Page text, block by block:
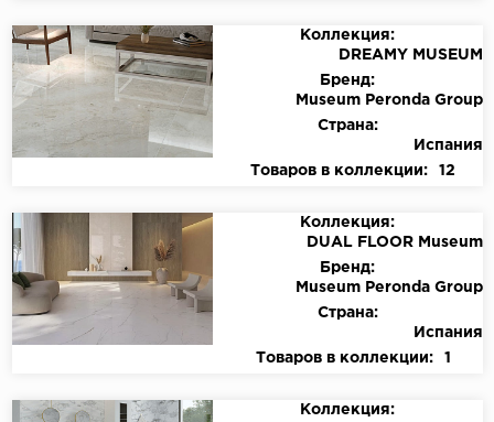
Коллекция:
DREAMY MUSEUM
Бренд:
Museum Peronda Group
Страна:
Испания
Товаров в коллекции:
12
Коллекция:
DUAL FLOOR Museum
Бренд:
Museum Peronda Group
Страна:
Испания
Товаров в коллекции:
1
Коллекция: